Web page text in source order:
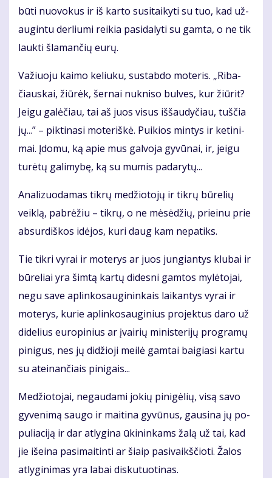
bū­ti nuo­vo­kus ir iš kar­to su­si­tai­ky­ti su tuo, kad už­
au­gin­tu der­liu­mi rei­kia pa­si­da­ly­ti su gam­ta, o ne tik
lauk­ti šla­man­čių eu­rų.
Va­žiuo­ju kai­mo ke­liu­ku, su­stab­do mo­te­ris. „Ri­ba­
čiaus­kai, žiū­rėk, šer­nai nu­kni­so bul­ves, kur žiū­rit?
Jei­gu ga­lė­čiau, tai aš juos vi­sus iš­šau­dy­čiau, tuš­čia
jų...” – pik­ti­na­si mo­te­riš­kė. Pui­kios min­tys ir ke­ti­ni­
mai. Įdo­mu, ką apie mus gal­vo­ja gy­vū­nai, ir, jei­gu
tu­rė­tų ga­li­my­bę, ką su mu­mis pa­da­ry­tų...
Ana­li­zuo­da­mas tik­rų me­džio­to­jų ir tik­rų bū­re­lių
veik­lą, pa­brė­žiu – tik­rų, o ne mė­sė­džių, pri­ei­nu prie
ab­sur­diš­kos idė­jos, ku­ri daug kam ne­pa­tiks.
Tie tik­ri vy­rai ir mo­te­rys ar juos jun­gian­tys klu­bai ir
bū­re­liai yra šim­tą kar­tų di­des­ni gam­tos my­lė­to­jai,
ne­gu sa­ve ap­lin­ko­sau­gi­nin­kais lai­kan­tys vy­rai ir
mo­te­rys, ku­rie ap­lin­ko­sau­gi­nius pro­jek­tus da­ro už
di­de­lius eu­ro­pi­nius ar įvai­rių mi­nis­te­ri­jų pro­gra­mų
pi­ni­gus, nes jų di­džio­ji mei­lė gam­tai bai­gia­si kar­tu
su at­ei­nan­čiais pi­ni­gais...
Me­džio­to­jai, ne­gau­da­mi jo­kių pi­ni­gė­lių, vi­są sa­vo
gy­ve­ni­mą sau­go ir mai­ti­na gy­vū­nus, gau­si­na jų po­
pu­lia­ci­ją ir dar at­ly­gi­na ūki­nin­kams ža­lą už tai, kad
jie iš­ei­na pa­si­mai­tin­ti ar šiaip pa­si­vaikš­čio­ti. Ža­los
at­ly­gi­ni­mas yra la­bai dis­ku­tuo­ti­nas.